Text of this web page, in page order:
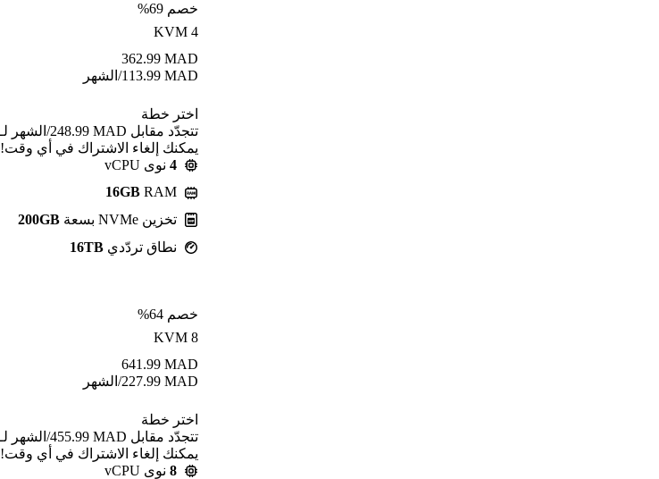
خصم 69%
KVM 4
MAD
362.99
MAD
113.99/الشهر
اختر خطة
يمكنك إلغاء الاشتراك في أي وقت!
4 نوى vCPU
16GB RAM
تخزين NVMe بسعة
200GB
نطاق تردّدي 16TB
خصم 64%
KVM 8
MAD
641.99
MAD
227.99/الشهر
اختر خطة
يمكنك إلغاء الاشتراك في أي وقت!
8 نوى vCPU